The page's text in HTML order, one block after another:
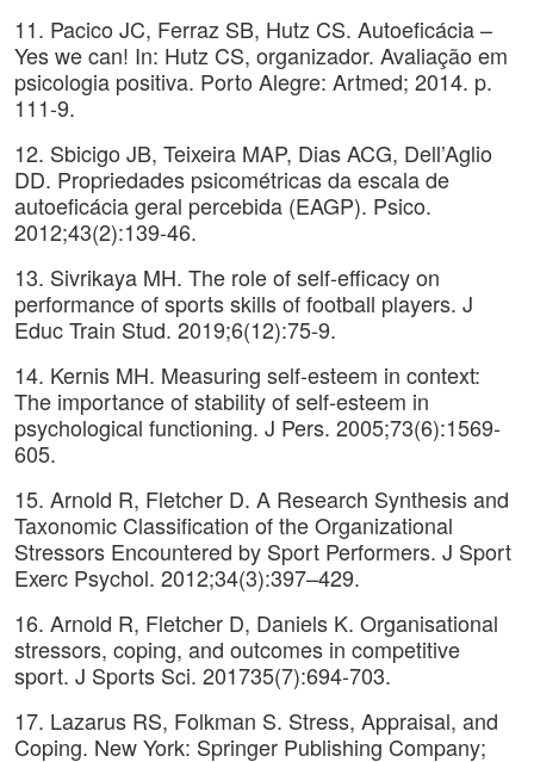
11. Pacico JC, Ferraz SB, Hutz CS. Autoeficácia –
Yes we can! In: Hutz CS, organizador. Avaliação em
psicologia positiva. Porto Alegre: Artmed; 2014. p.
111-9.
12. Sbicigo JB, Teixeira MAP, Dias ACG, Dell’Aglio
DD. Propriedades psicométricas da escala de
autoeficácia geral percebida (EAGP). Psico.
2012;43(2):139-46.
13. Sivrikaya MH. The role of self-efficacy on
performance of sports skills of football players. J
Educ Train Stud. 2019;6(12):75-9.
14. Kernis MH. Measuring self-esteem in context:
The importance of stability of self-esteem in
psychological functioning. J Pers. 2005;73(6):1569-
605.
15. Arnold R, Fletcher D. A Research Synthesis and
Taxonomic Classification of the Organizational
Stressors Encountered by Sport Performers. J Sport
Exerc Psychol. 2012;34(3):397–429.
16. Arnold R, Fletcher D, Daniels K. Organisational
stressors, coping, and outcomes in competitive
sport. J Sports Sci. 201735(7):694-703.
17. Lazarus RS, Folkman S. Stress, Appraisal, and
Coping. New York: Springer Publishing Company;